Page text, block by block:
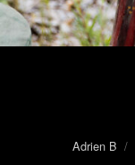
Adrien B /